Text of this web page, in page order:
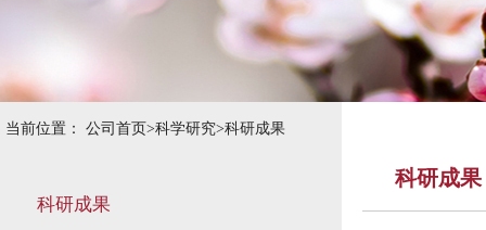
当前位置： 公司首页>科学研究>科研成果
科研成果
科研成果